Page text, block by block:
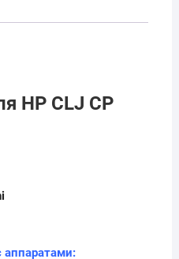
HP CLJ CP
аппаратами: